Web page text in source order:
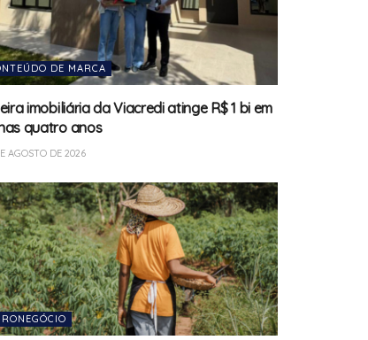
DE MARCA
imobiliária da Viacredi atinge R$ 1 bi em
quatro anos
AGOSTO DE 2026